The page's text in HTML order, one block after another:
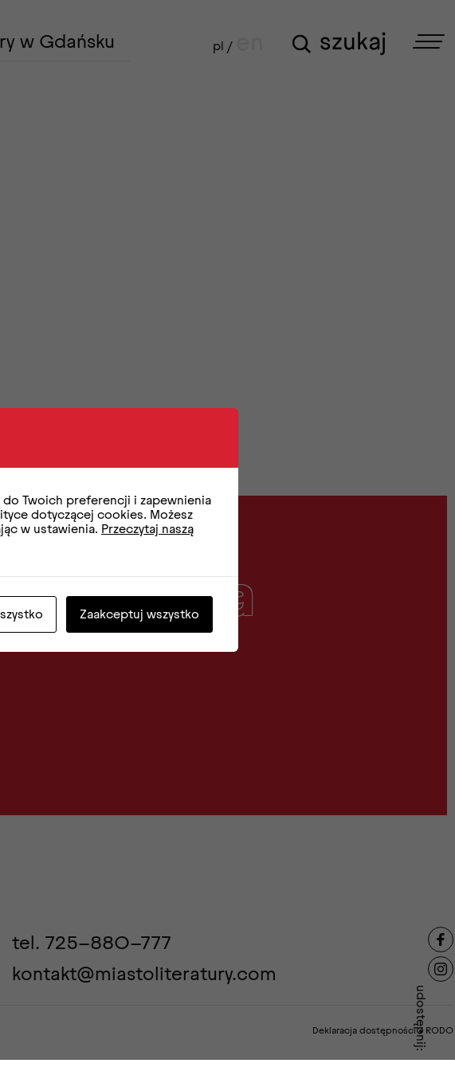
w Gdańsku pl / szukaj
szukaj
udostępnij:
tel. 725-880-777
kontakt@miastoliteratury.com
Deklaracja dostępności• RODO
Twoich preferencji i zapewnienia
dotyczącej cookies. Możesz
w ustawienia. Przeczytaj naszą
Zaakceptuj wszystko